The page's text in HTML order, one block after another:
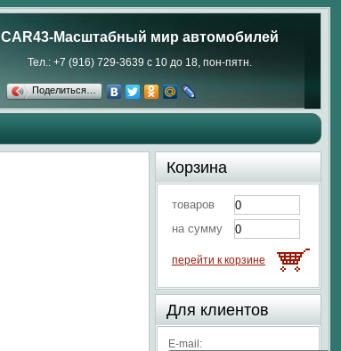
CAR43-Масштабный мир автомобилей
Тел.: +7 (916) 729-3639 с 10 до 18, пон-пятн.
Поделиться…
Корзина
товаров
на сумму
перейти к корзине
Для клиентов
E-mail: